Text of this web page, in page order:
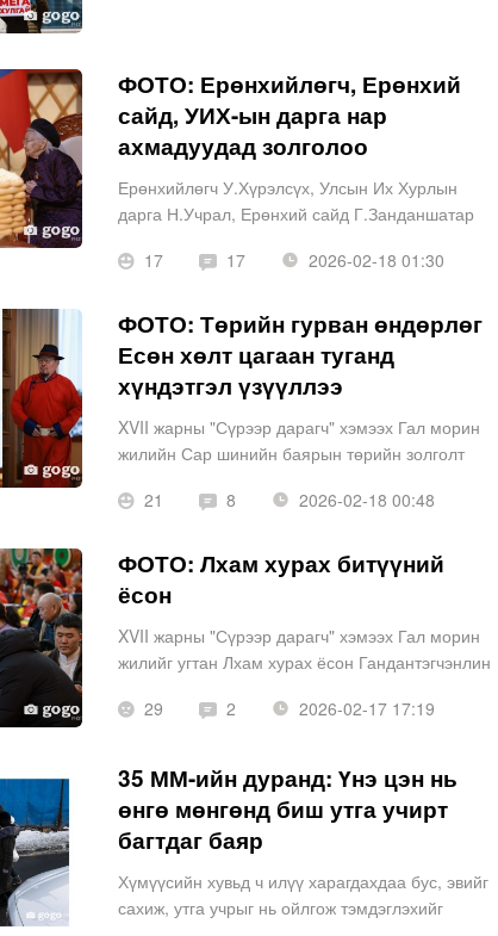
ФОТО: Ерөнхийлөгч, Ерөнхий
сайд, УИХ-ын дарга нар
ахмадуудад золголоо
Ерөнхийлөгч У.Хүрэлсүх, Улсын Их Хурлын
дарга Н.Учрал, Ерөнхий сайд Г.Занданшатар
байна.
17 17 2026-02-18 01:30
ФОТО: Төрийн гурван өндөрлөг
Есөн хөлт цагаан туганд
хүндэтгэл үзүүллээ
XVII жарны "Сүрээр дарагч" хэмээх Гал морин
жилийн Сар шинийн баярын төрийн золголт
21
8 2026-02-18 00:48
ФОТО: Лхам хурах битүүний
ёсон
XVII жарны "Сүрээр дарагч" хэмээх Гал морин
жилийг угтан Лхам хурах ёсон Гандантэгчэнлин
өдрийг тусгай зан үйлээр үддэг. Хэрэв хүнээс
29 2 2026-02-17 17:19
35 ММ-ийн дуранд: Үнэ цэн нь
өнгө мөнгөнд биш утга учирт
багтдаг баяр
Хүмүүсийн хувьд ч илүү харагдахдаа бус, эвийг
сахиж, утга учрыг нь ойлгож тэмдэглэхийг